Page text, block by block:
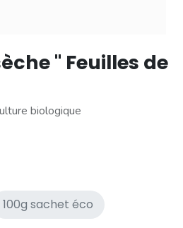
" Feuilles de
biologique
100g sachet éco